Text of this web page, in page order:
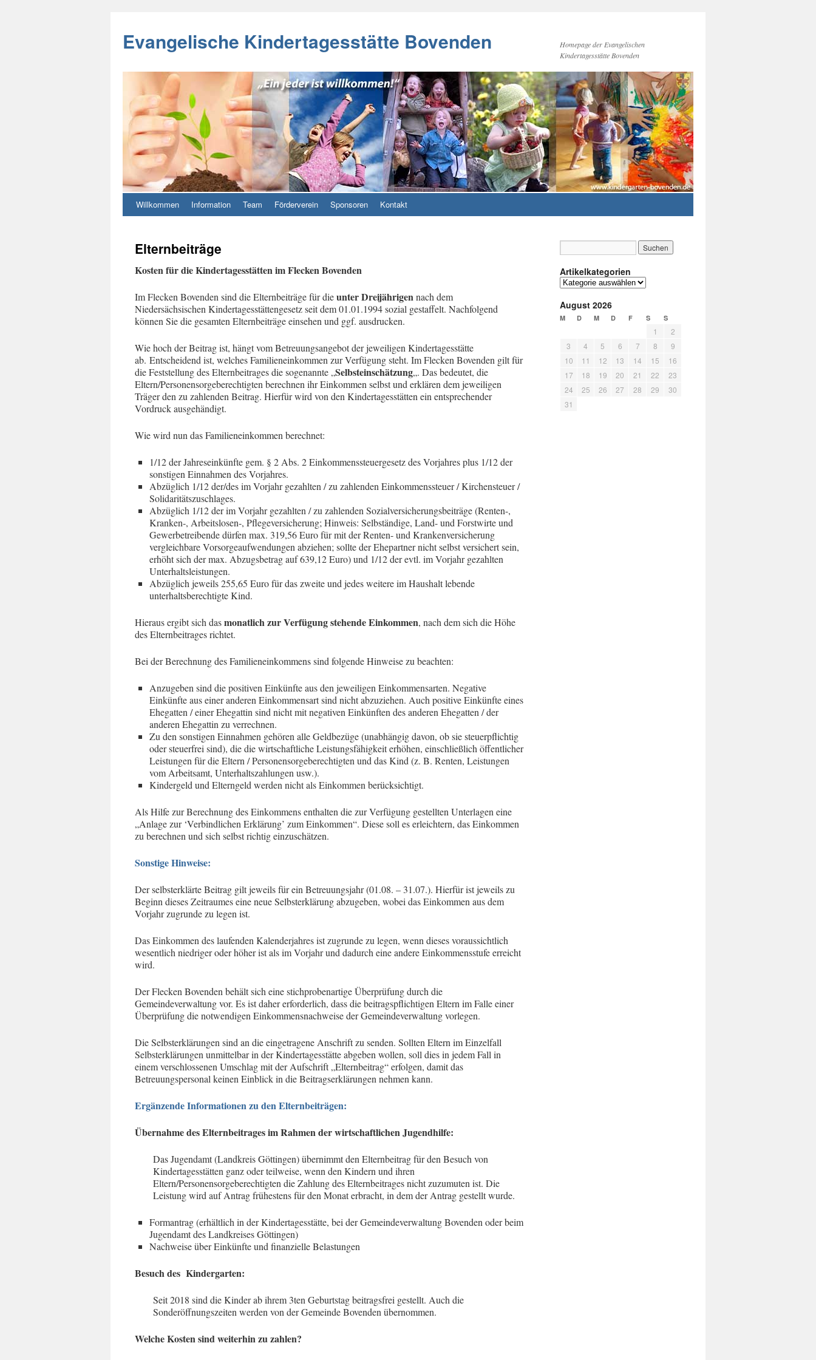
Evangelische Kindertagesstätte Bovenden
Homepage der Evangelischen
Kindertagesstätte Bovenden
Willkommen Information Team Förderverein Sponsoren Kontakt
Elternbeiträge
Kosten für die Kindertagesstätten im Flecken Bovenden
Im Flecken Bovenden sind die Elternbeiträge für dieunter Dreijährigennach dem
Niedersächsischen Kindertagesstättengesetz seit dem 01.01.1994 sozial gestaffelt. Nachfolgend
können Sie die gesamten Elternbeiträge einsehen und ggf. ausdrucken.
Wie hoch der Beitrag ist, hängt vom Betreuungsangebot der jeweiligen Kindertagesstätte
ab. Entscheidend ist, welches Familieneinkommen zur Verfügung steht. Im Flecken Bovenden gilt für
die Feststellung des Elternbeitrages die sogenannte „Selbsteinschätzung„. Das bedeutet, die
Eltern/Personensorgeberechtigten berechnen ihr Einkommen selbst und erklären dem jeweiligen
Träger den zu zahlenden Beitrag. Hierfür wird von den Kindertagesstätten ein entsprechender
Vordruck ausgehändigt.
Wie wird nun das Familieneinkommen berechnet:
1/12 der Jahreseinkünfte gem. § 2 Abs. 2 Einkommenssteuergesetz des Vorjahres plus 1/12 der
sonstigen Einnahmen des Vorjahres.
Abzüglich 1/12 der/des im Vorjahr gezahlten / zu zahlenden Einkommenssteuer / Kirchensteuer /
Solidaritätszuschlages.
Abzüglich 1/12 der im Vorjahr gezahlten / zu zahlenden Sozialversicherungsbeiträge (Renten-,
Kranken-, Arbeitslosen-, Pflegeversicherung; Hinweis: Selbständige, Land- und Forstwirte und
Gewerbetreibende dürfen max. 319,56 Euro für mit der Renten- und Krankenversicherung
vergleichbare Vorsorgeaufwendungen abziehen; sollte der Ehepartner nicht selbst versichert sein,
erhöht sich der max. Abzugsbetrag auf 639,12 Euro) und 1/12 der evtl. im Vorjahr gezahlten
Unterhaltsleistungen.
Abzüglich jeweils 255,65 Euro für das zweite und jedes weitere im Haushalt lebende
unterhaltsberechtigte Kind.
Hieraus ergibt sich dasmonatlich zur Verfügung stehende Einkommen, nach dem sich die Höhe
des Elternbeitrages richtet.
Bei der Berechnung des Familieneinkommens sind folgende Hinweise zu beachten:
Anzugeben sind die positiven Einkünfte aus den jeweiligen Einkommensarten. Negative
Einkünfte aus einer anderen Einkommensart sind nicht abzuziehen. Auch positive Einkünfte eines
Ehegatten / einer Ehegattin sind nicht mit negativen Einkünften des anderen Ehegatten / der
anderen Ehegattin zu verrechnen.
Zu den sonstigen Einnahmen gehören alle Geldbezüge (unabhängig davon, ob sie steuerpflichtig
oder steuerfrei sind), die die wirtschaftliche Leistungsfähigkeit erhöhen, einschließlich öffentlicher
Leistungen für die Eltern / Personensorgeberechtigten und das Kind (z. B. Renten, Leistungen
vom Arbeitsamt, Unterhaltszahlungen usw.).
Kindergeld und Elterngeld werden nicht als Einkommen berücksichtigt.
Als Hilfe zur Berechnung des Einkommens enthalten die zur Verfügung gestellten Unterlagen eine
„Anlage zur ‘Verbindlichen Erklärung’ zum Einkommen“. Diese soll es erleichtern, das Einkommen
zu berechnen und sich selbst richtig einzuschätzen.
Sonstige Hinweise:
Der selbsterklärte Beitrag gilt jeweils für ein Betreuungsjahr (01.08. – 31.07.). Hierfür ist jeweils zu
Beginn dieses Zeitraumes eine neue Selbsterklärung abzugeben, wobei das Einkommen aus dem
Vorjahr zugrunde zu legen ist.
Das Einkommen des laufenden Kalenderjahres ist zugrunde zu legen, wenn dieses voraussichtlich
wesentlich niedriger oder höher ist als im Vorjahr und dadurch eine andere Einkommensstufe erreicht
wird.
Der Flecken Bovenden behält sich eine stichprobenartige Überprüfung durch die
Gemeindeverwaltung vor. Es ist daher erforderlich, dass die beitragspflichtigen Eltern im Falle einer
Überprüfung die notwendigen Einkommensnachweise der Gemeindeverwaltung vorlegen.
Die Selbsterklärungen sind an die eingetragene Anschrift zu senden. Sollten Eltern im Einzelfall
Selbsterklärungen unmittelbar in der Kindertagesstätte abgeben wollen, soll dies in jedem Fall in
einem verschlossenen Umschlag mit der Aufschrift „Elternbeitrag“ erfolgen, damit das
Betreuungspersonal keinen Einblick in die Beitragserklärungen nehmen kann.
Ergänzende Informationen zu den Elternbeiträgen:
Übernahme des Elternbeitrages im Rahmen der wirtschaftlichen Jugendhilfe:
Das Jugendamt (Landkreis Göttingen) übernimmt den Elternbeitrag für den Besuch von
Kindertagesstätten ganz oder teilweise, wenn den Kindern und ihren
Eltern/Personensorgeberechtigten die Zahlung des Elternbeitrages nicht zuzumuten ist. Die
Leistung wird auf Antrag frühestens für den Monat erbracht, in dem der Antrag gestellt wurde.
Formantrag (erhältlich in der Kindertagesstätte, bei der Gemeindeverwaltung Bovenden oder beim
Jugendamt des Landkreises Göttingen)
Nachweise über Einkünfte und finanzielle Belastungen
Besuch des Kindergarten:
Seit 2018 sind die Kinder ab ihrem 3ten Geburtstag beitragsfrei gestellt. Auch die
Sonderöffnungszeiten werden von der Gemeinde Bovenden übernommen.
Welche Kosten sind weiterhin zu zahlen?
Artikelkategorien
August 2026
M D M D F S S
1
2
3
4 5 6 7 8
9
10
11 12 13 14 15
16
17
18 19 20 21 22
23
24
25 26 27 28 29
30
31